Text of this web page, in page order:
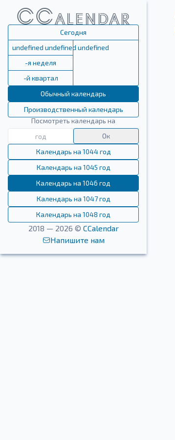
Сегодня
undefined undefined undefined
-я неделя
-й квартал
Обычный календарь
Производственный календарь
Посмотреть календарь на
Ок
Календарь на 1044 год
Календарь на 1045 год
Календарь на 1046 год
Календарь на 1047 год
Календарь на 1048 год
2018 — 2026 © CCalendar
Напишите нам